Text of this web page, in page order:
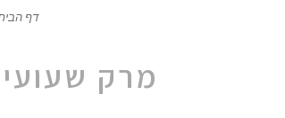
דף
מרק